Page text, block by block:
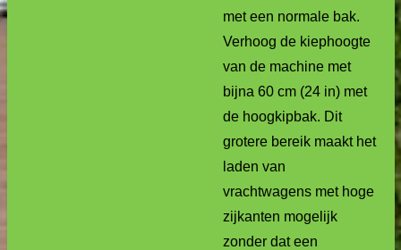
met een normale bak.
Verhoog de kiephoogte
van de machine met
bijna 60 cm (24 in) met
de hoogkipbak. Dit
grotere bereik maakt het
laden van
vrachtwagens met hoge
zijkanten mogelijk
zonder dat een